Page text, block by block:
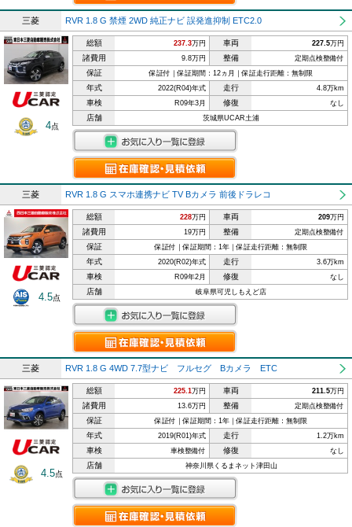
三菱 RVR 1.8 G 禁煙 2WD 純正ナビ 誤発進抑制 ETC2.0
4点
総額 237.3万円 車両 227.5万円
諸費用 9.8万円 整備 定期点検整備付
保証 保証付｜保証期間：12ヵ月｜保証走行距離：無制限
年式 2022(R04)年式 走行 4.8万km
車検 R09年3月 修復 なし
店舗 茨城県UCAR土浦
三菱 RVR 1.8 G スマホ連携ナビ TV Bカメラ 前後ドラレコ
4.5点
総額 228万円 車両 209万円
諸費用 19万円 整備 定期点検整備付
保証 保証付｜保証期間：1年｜保証走行距離：無制限
年式 2020(R02)年式 走行 3.6万km
車検 R09年2月 修復 なし
店舗 岐阜県可児しもえど店
三菱 RVR 1.8 G 4WD 7.7型ナビ フルセグ Bカメラ ETC
4.5点
総額 225.1万円 車両 211.5万円
諸費用 13.6万円 整備 定期点検整備付
保証 保証付｜保証期間：1年｜保証走行距離：無制限
年式 2019(R01)年式 走行 1.2万km
車検 車検整備付 修復 なし
店舗 神奈川県くるまネット津田山